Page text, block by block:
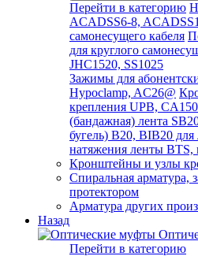
Перейти в категорию
ACADSS6-8,
самонесущего кабеля
для круглого
JHC1520, SS1025
Зажимы для
Hypoclamp, AC26@
крепления UPB,
(бандажная) лента
бугель) B20, BIB20
натяжения ленты
Кронштейны и узлы
Спиральная арматура,
протектором
Арматура других
Назад
Перейти в категорию